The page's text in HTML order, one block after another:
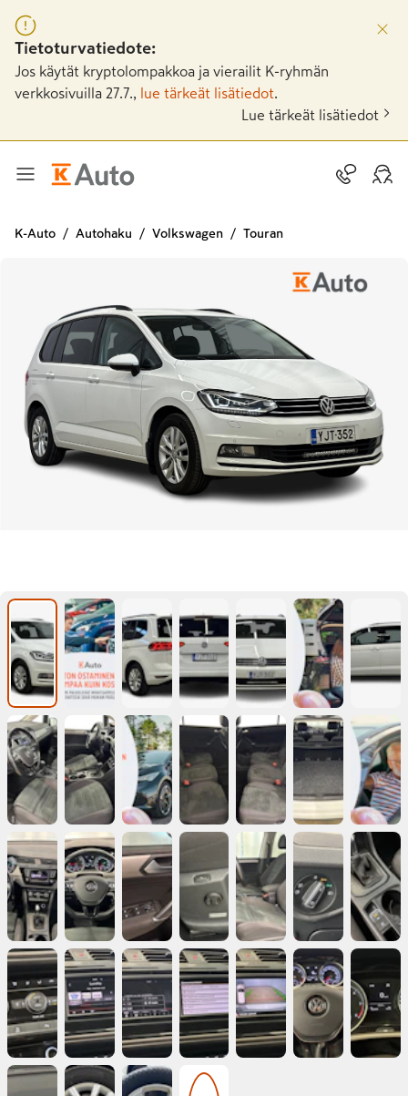
Tietoturvatiedote:
Jos käytät kryptolompakkoa ja vierailit K-ryhmän
verkkosivuilla 27.7.,
lue tärkeät lisätiedot
Lue tärkeät lisätiedot
K-Auto Autohaku Volkswagen Touran